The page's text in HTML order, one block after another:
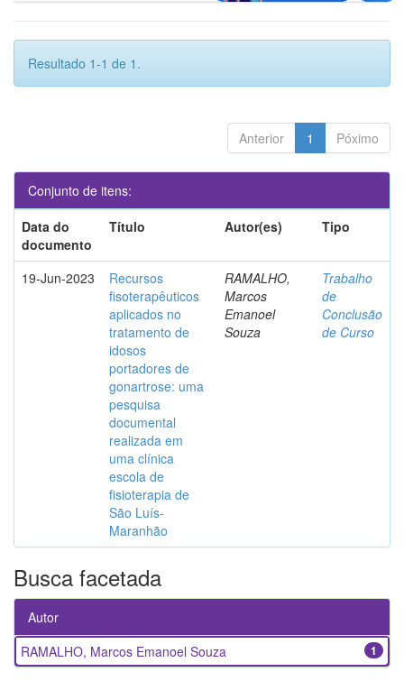
Resultado 1-1 de 1.
Anterior 1 Póximo
Conjunto de itens:
Data do
documento
Título Autor(es) Tipo
19-Jun-2023
Recursos
fisoterapêuticos
aplicados no
tratamento de
idosos
portadores de
gonartrose: uma
pesquisa
documental
realizada em
uma clínica
escola de
fisioterapia de
São Luís-
Maranhão
RAMALHO,
Marcos
Emanoel
Souza
Trabalho
de
Conclusão
de Curso
Busca facetada
Autor
1
RAMALHO, Marcos Emanoel Souza